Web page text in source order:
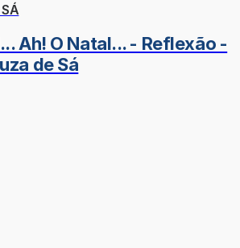
Ah! O Natal... - Reflexão -
de Sá